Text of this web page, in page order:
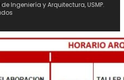
Ingeniería y Arquitectura, USMP.